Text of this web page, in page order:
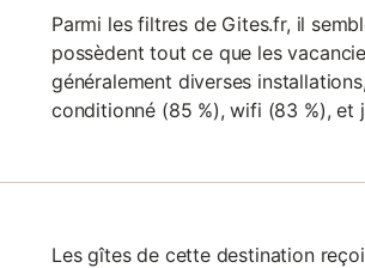
Parmi les filtres de Gites.fr, il
possèdent tout ce que les
généralement diverses
conditionné (85 %), wifi (83 %), et
Les gîtes de cette destination